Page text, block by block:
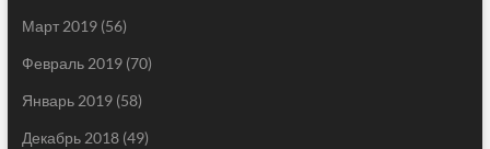
Март 2019(56)
Февраль 2019(70)
Январь 2019(58)
Декабрь 2018(49)